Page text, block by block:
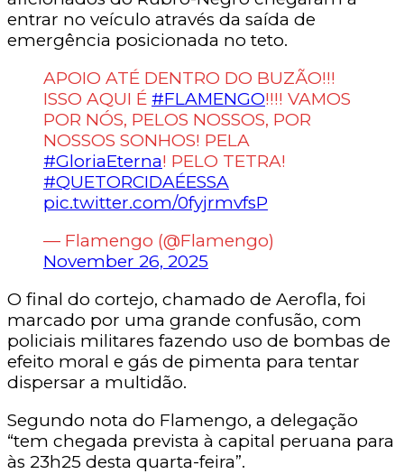
entrar no veículo através da saída de
emergência posicionada no teto.
APOIO ATÉ DENTRO DO BUZÃO!!!
ISSO AQUI É #FLAMENGO!!!! VAMOS
POR NÓS, PELOS NOSSOS, POR
NOSSOS SONHOS! PELA
#GloriaEterna! PELO TETRA!
#QUETORCIDAÉESSA
pic.twitter.com/0fyjrmvfsP
— Flamengo (@Flamengo)
November 26, 2025
O final do cortejo, chamado de Aerofla, foi
marcado por uma grande confusão, com
policiais militares fazendo uso de bombas de
efeito moral e gás de pimenta para tentar
dispersar a multidão.
Segundo nota do Flamengo, a delegação
“tem chegada prevista à capital peruana para
às 23h25 desta quarta-feira”.